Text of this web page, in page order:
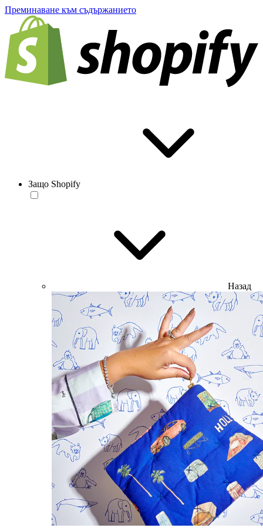
Преминаване към съдържанието
Защо Shopify
Назад